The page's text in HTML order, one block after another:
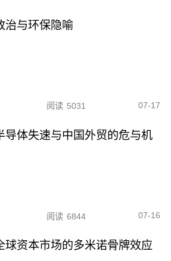
治与环保隐喻
阅读 5031 07-17
导体失速与中国外贸的危与机
阅读 6844 07-16
球资本市场的多米诺骨牌效应